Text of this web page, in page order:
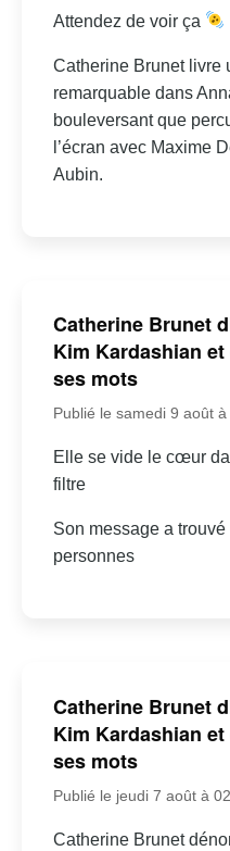
Attendez de voir ça
Catherine Brunet livre
remarquable dans
bouleversant que
l’écran avec Maxime
Aubin.
Catherine Brunet
Kim Kardashian
ses mots
Publié le samedi 9 août
Elle se vide le cœur
filtre
Son message a
personnes
Catherine Brunet
Kim Kardashian
ses mots
Publié le jeudi 7 août à
Catherine Brunet